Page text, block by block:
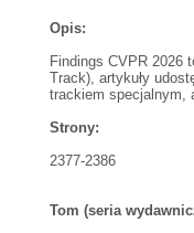
Opis:
Findings CVPR 2026
Track), artykuły
trackiem specjalnym,
Strony:
2377-2386
Tom (seria